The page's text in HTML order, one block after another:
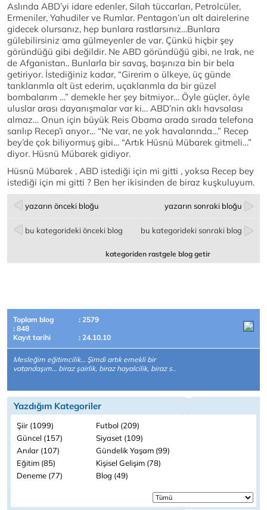
Aslında ABD’yi idare edenler, Silah tüccarları, Petrolcüler,
Ermeniler, Yahudiler ve Rumlar. Pentagon’un alt dairelerine
gidecek olursanız, hep bunlara rastlarsınız…Bunlara
gülebilirsiniz ama gülmeyenler de var. Çünkü hiçbir şey
göründüğü gibi değildir. Ne ABD göründüğü gibi, ne Irak, ne
de Afganistan.. Bunlarla bir savaş, başınıza bin bir bela
getiriyor. İstediğiniz kadar, “Girerim o ülkeye, üç günde
tanklarımla alt üst ederim, uçaklarımla da bir güzel
bombalarım …” demekle her şey bitmiyor… Öyle güçler, öyle
uluslar arası dayanışmalar var ki… ABD’nin aklı havsalası
almaz… Onun için büyük Reis Obama arada sırada telefona
sarılıp Recep’i arıyor… “Ne var, ne yok havalarında…” Recep
bey’de çok biliyormuş gibi… “Artık Hüsnü Mübarek gitmeli…”
diyor. Hüsnü Mübarek gidiyor.
Hüsnü Mübarek , ABD istediği için mi gitti , yoksa Recep bey
istediği için mi gitti ? Ben her ikisinden de biraz kuşkuluyum.
yazarın önceki bloğu yazarın sonraki bloğu
bu kategorideki önceki blog bu kategorideki sonraki blog
kategoriden rastgele blog getir
Toplam blog
: 2579
: 848
Kayıt tarihi
: 24.10.10
Mesleğim eğitimcilik… Şimdi artık emekli bir
vatandaşım… biraz şairlik, biraz hayalcilik, biraz s..
Yazdığım Kategoriler
Şiir (1099)
Futbol (209)
Güncel (157)
Siyaset (109)
Anılar (107)
Gündelik Yaşam (99)
Eğitim (85)
Kişisel Gelişim (78)
Deneme (77)
Blog (49)